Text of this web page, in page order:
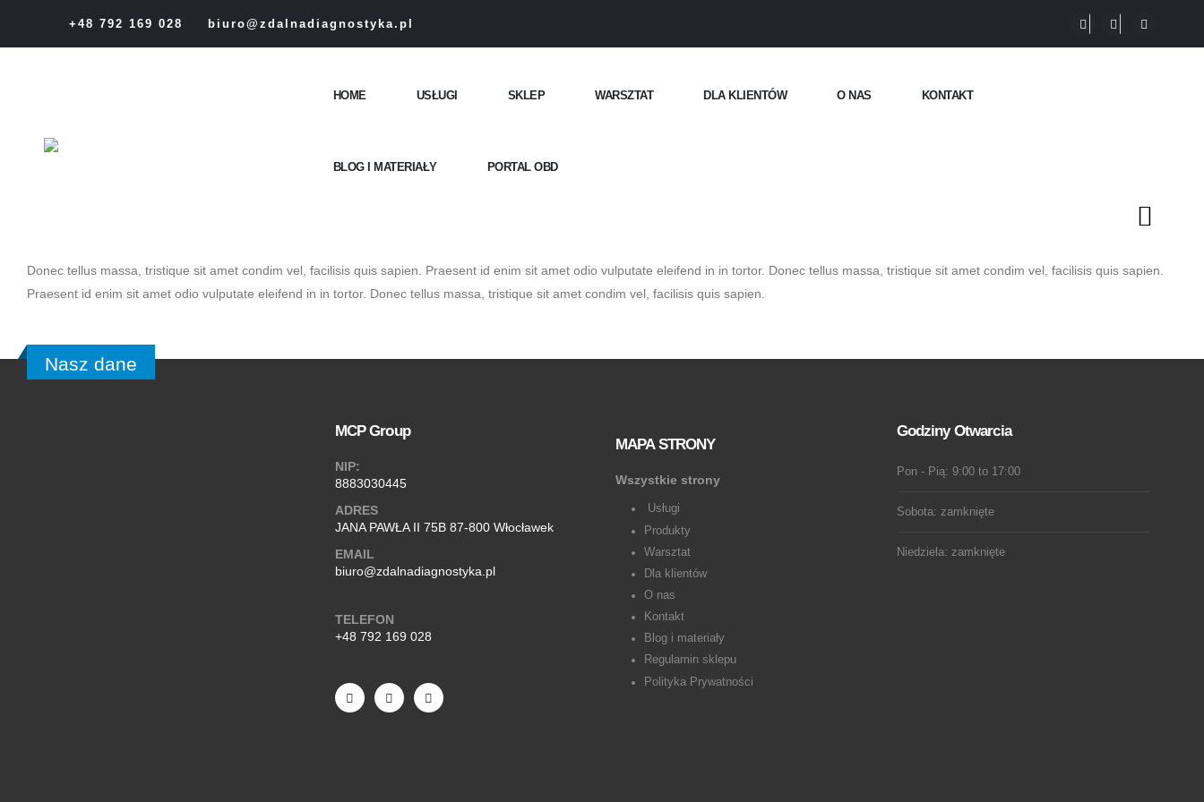
+48 792 169 028 biuro@zdalnadiagnostyka.pl
HOME USŁUGI SKLEP WARSZTAT DLA KLIENTÓW O NAS KONTAKT
BLOG I MATERIAŁY PORTAL OBD
Donec tellus massa, tristique sit amet condim vel, facilisis quis sapien. Praesent id enim sit amet odio vulputate eleifend in in tortor. Donec tellus massa, tristique sit amet condim vel, facilisis quis sapien.
Praesent id enim sit amet odio vulputate eleifend in in tortor. Donec tellus massa, tristique sit amet condim vel, facilisis quis sapien.
Nasz dane
MCP Group
NIP:
8883030445
ADRES
JANA PAWŁA II 75B 87-800 Włocławek
EMAIL
biuro@zdalnadiagnostyka.pl
TELEFON
+48 792 169 028
MAPA STRONY
Wszystkie strony
Usługi
Produkty
Warsztat
Dla klientów
O nas
Kontakt
Blog i materiały
Regulamin sklepu
Polityka Prywatności
Godziny Otwarcia
Pon - Pią: 9:00 to 17:00
Sobota: zamknięte
Niedziela: zamknięte